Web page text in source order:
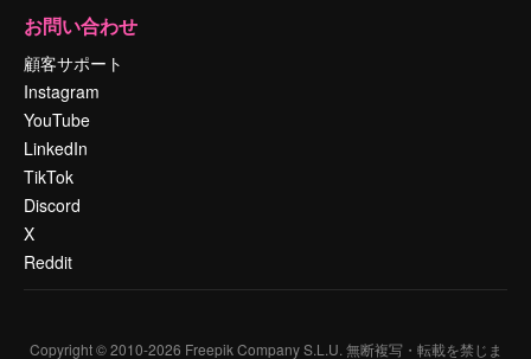
お問い合わせ
顧客サポート
Instagram
YouTube
LinkedIn
TikTok
Discord
X
Reddit
Copyright © 2010-2026 Freepik Company S.L.U. 無断複写・転載を禁じま